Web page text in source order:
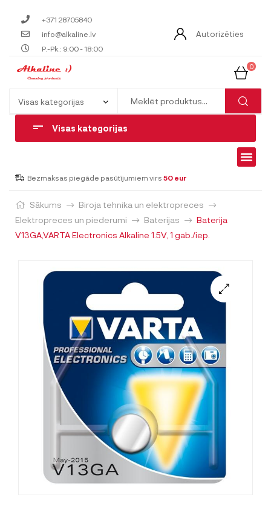
+371 28705840
info@alkaline.lv
P.-Pk.: 9:00 - 18:00
Autorizēties
0
Visas kategorijas
Bezmaksas piegāde pasūtījumiem virs 50 eur
Sākums
Biroja tehnika un elektropreces
Elektropreces un piederumi
Baterijas
Baterija
V13GA,VARTA Electronics Alkaline 1.5V, 1 gab./iep.